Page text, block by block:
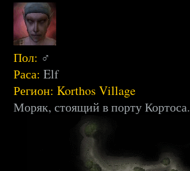
Пол: ♂
Раса: Elf
Регион: Korthos Village
Моряк, стоящий в порту Кортоса.